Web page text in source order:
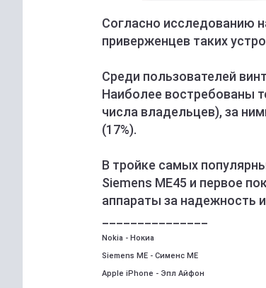
Согласно исследованию
приверженцев таких
Среди пользователей
Наиболее востребованы
числа владельцев), за
(17%).
В тройке самых
Siemens ME45 и первое
аппараты за надежность
Nokia - Нокиа
Siemens ME - Сименс МЕ
Apple iPhone - Эпл Айфон